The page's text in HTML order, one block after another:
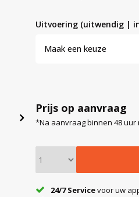
uitvoering (uitwendig |
Maak een keuze
Prijs op aanvraag
*Na aanvraag binnen 48 uur
24/7 Servicevoor uw